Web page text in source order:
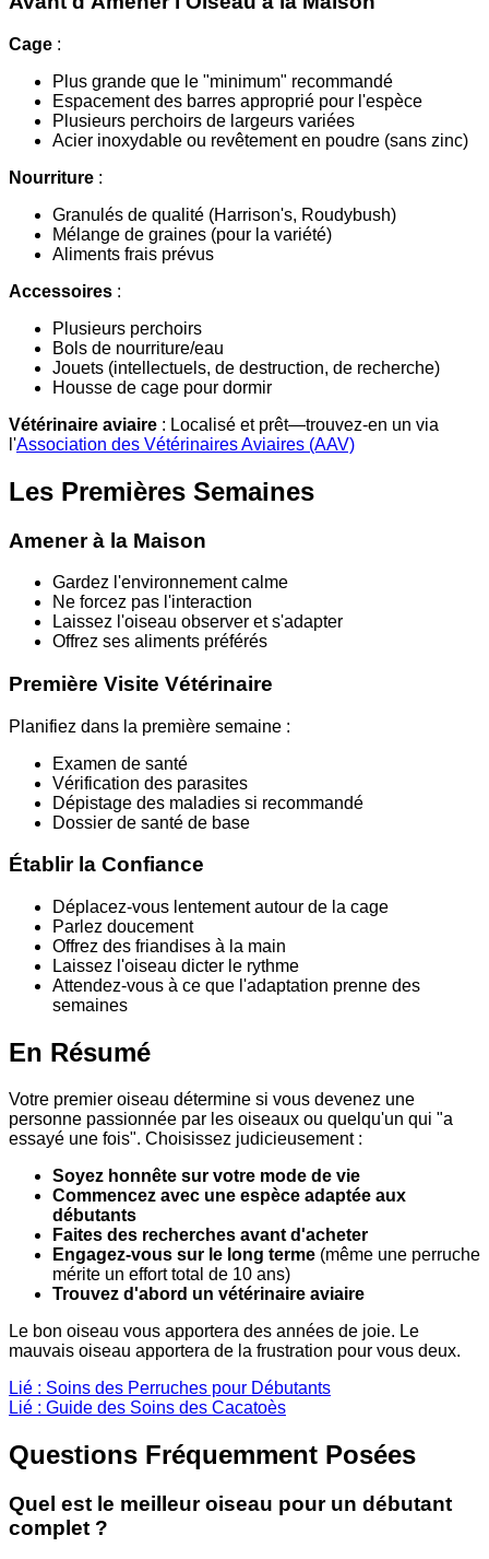
Cage :
Plus grande que le "minimum" recommandé
Espacement des barres approprié pour l'espèce
Plusieurs perchoirs de largeurs variées
Acier inoxydable ou revêtement en poudre (sans zinc)
Nourriture :
Granulés de qualité (Harrison's, Roudybush)
Mélange de graines (pour la variété)
Aliments frais prévus
Accessoires :
Plusieurs perchoirs
Bols de nourriture/eau
Jouets (intellectuels, de destruction, de recherche)
Housse de cage pour dormir
Vétérinaire aviaire : Localisé et prêt—trouvez-en un via
l'Association des Vétérinaires Aviaires (AAV)
Les Premières Semaines
Amener à la Maison
Gardez l'environnement calme
Ne forcez pas l'interaction
Laissez l'oiseau observer et s'adapter
Offrez ses aliments préférés
Première Visite Vétérinaire
Planifiez dans la première semaine :
Examen de santé
Vérification des parasites
Dépistage des maladies si recommandé
Dossier de santé de base
Établir la Confiance
Déplacez-vous lentement autour de la cage
Parlez doucement
Offrez des friandises à la main
Laissez l'oiseau dicter le rythme
Attendez-vous à ce que l'adaptation prenne des
semaines
En Résumé
Votre premier oiseau détermine si vous devenez une
personne passionnée par les oiseaux ou quelqu'un qui "a
essayé une fois". Choisissez judicieusement :
Soyez honnête sur votre mode de vie
Commencez avec une espèce adaptée aux
débutants
Faites des recherches avant d'acheter
Engagez-vous sur le long terme (même une perruche
mérite un effort total de 10 ans)
Trouvez d'abord un vétérinaire aviaire
Le bon oiseau vous apportera des années de joie. Le
mauvais oiseau apportera de la frustration pour vous deux.
Lié : Soins des Perruches pour Débutants
Lié : Guide des Soins des Cacatoès
Questions Fréquemment Posées
Quel est le meilleur oiseau pour un débutant
complet ?